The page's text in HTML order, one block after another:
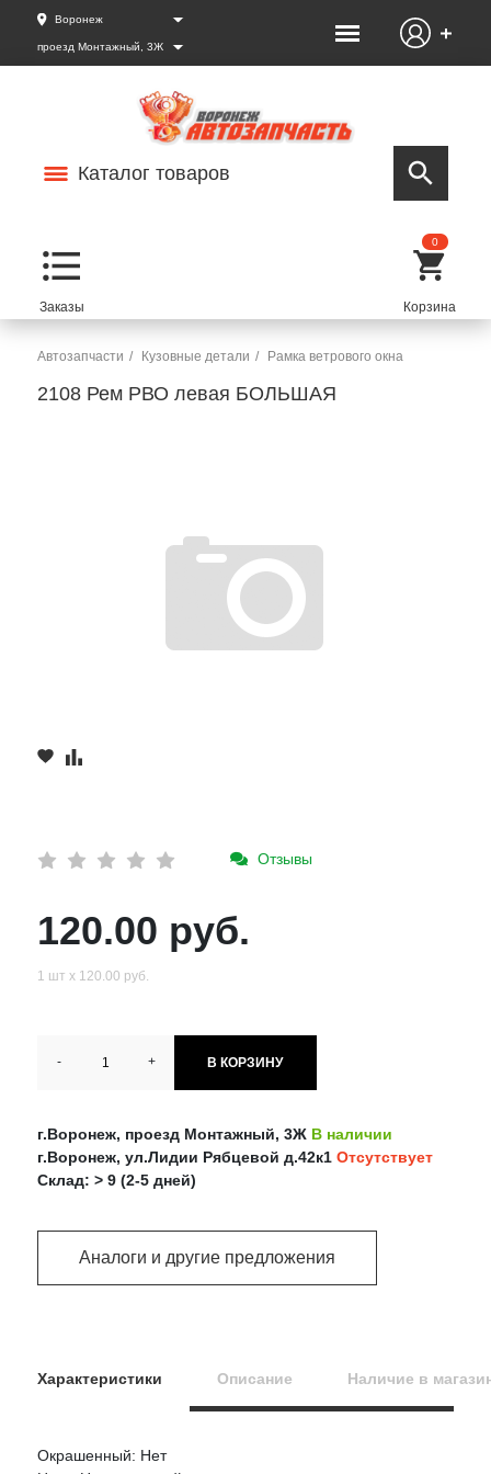
Воронеж
проезд Монтажный, 3Ж
Каталог товаров
0
Автозапчасти Кузовные детали Рамка ветрового окна
2108 Рем РВО левая БОЛЬШАЯ
Отзывы
120.00 руб.
1 шт х 120.00 руб.
- + В КОРЗИНУ
г.Воронеж, проезд Монтажный, 3Ж В наличии
г.Воронеж, ул.Лидии Рябцевой д.42к1 Отсутствует
Склад: > 9 (2-5 дней)
Аналоги и другие предложения
Характеристики Описание Наличие в
Окрашенный: Нет
Оцените товар: